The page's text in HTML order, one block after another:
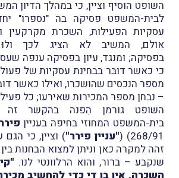
השופט הוסיף וציין, כי במהלך הדיון
לבית-המשפט פסיקה בה "נספרו"
עסקיות הפעילות, השכרת מקרקעין
אולם, המשיב לא הציג לכך
בפסיקה; ומנגד, עיון בפסיקה ענפה
כי כאשר דוּבּר בבחינת עסקיות של
מספר הנכסים שהושכרו, ואילו כאשר
– נבחן מספר המכירות שאירעו; כל
השופט גורמן הִפנה בהקשר זה
בית-המשפט המחוזי בחיפה בעניין פירר
268/91) (
"עניין פירר") וציין, כי
זהה למקרה כאן וניתן למצוא הבחנות
שנקבע – ברור, והוא הרלוונטי לנו.